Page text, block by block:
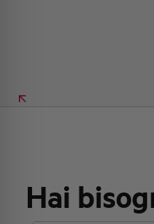
Hai